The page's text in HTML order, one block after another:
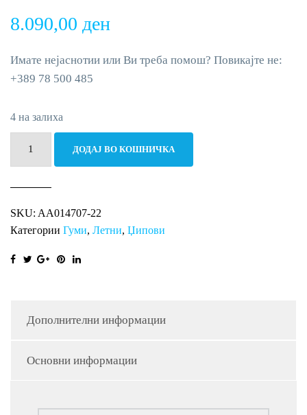
8.090,00 ден
Имате нејаснотии или Ви треба помош? Повикајте не:
+389 78 500 485
4 на залиха
TAURUS
количина
ДОДАЈ ВО КОШНИЧКА
SKU: AA014707-22
Категории Гуми, Летни, Џипови
Дополнителни информации
Основни информации